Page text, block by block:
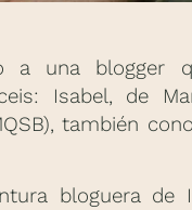
a una blogger
Isabel, de
también
bloguera de